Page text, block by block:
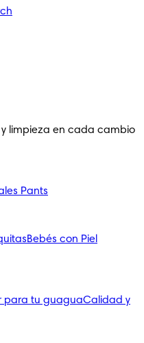
limpieza en cada cambio
Pants
Bebés con Piel
para tu guaguaCalidad y